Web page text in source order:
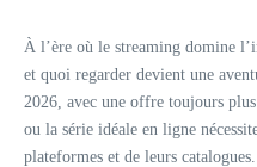
À l’ère où le streaming domine
et quoi regarder devient une
2026, avec une offre toujours
ou la série idéale en ligne
plateformes et de leurs